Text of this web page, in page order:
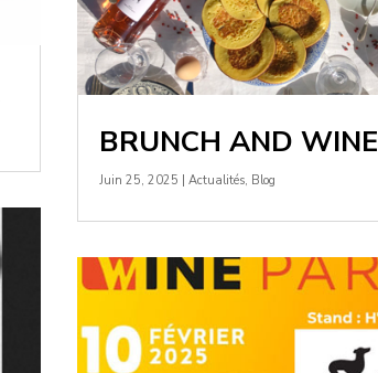
BRUNCH AND WINE
Juin 25, 2025 Actualités, Blog